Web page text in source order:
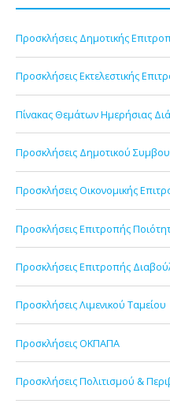
Προσκλήσεις Δημοτικής
Προσκλήσεις Εκτελεστικής
Πίνακας Θεμάτων Ημερήσιας
Προσκλήσεις Δημοτικού
Προσκλήσεις Οικονομικής
Προσκλήσεις Επιτροπής
Προσκλήσεις Επιτροπής
Προσκλήσεις Λιμενικού Ταμείου
Προσκλήσεις ΟΚΠΑΠΑ
Προσκλήσεις Πολιτισμού &